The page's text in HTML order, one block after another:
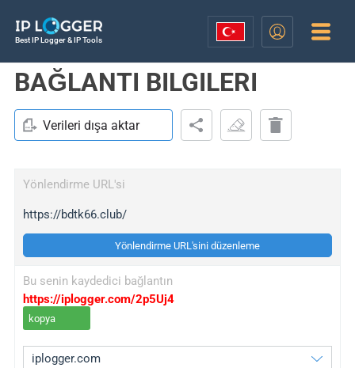
Best IP Logger & IP Tools
BAĞLANTI BILGILERI
Verileri dışa aktar
Yönlendirme URL'si
https://bdtk66.club/
Yönlendirme URL'sini düzenleme
Bu senin kaydedici bağlantın
https://iplogger.com/2p5Uj4
kopya